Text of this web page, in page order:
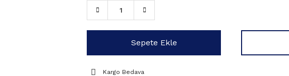
Sepete Ekle
Kargo Bedava